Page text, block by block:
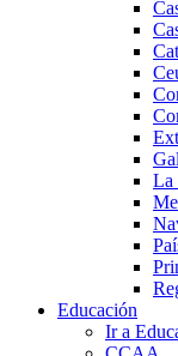
La
Educación
Ir a